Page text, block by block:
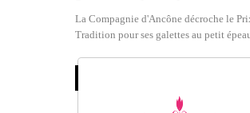
La Compagnie d'Ancône décroche le
Tradition pour ses galettes au petit